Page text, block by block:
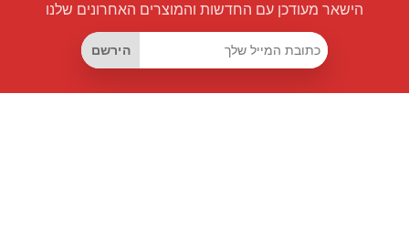
הישאר מעודכן עם החדשות והמוצרים האחרונים שלנו
הירשם